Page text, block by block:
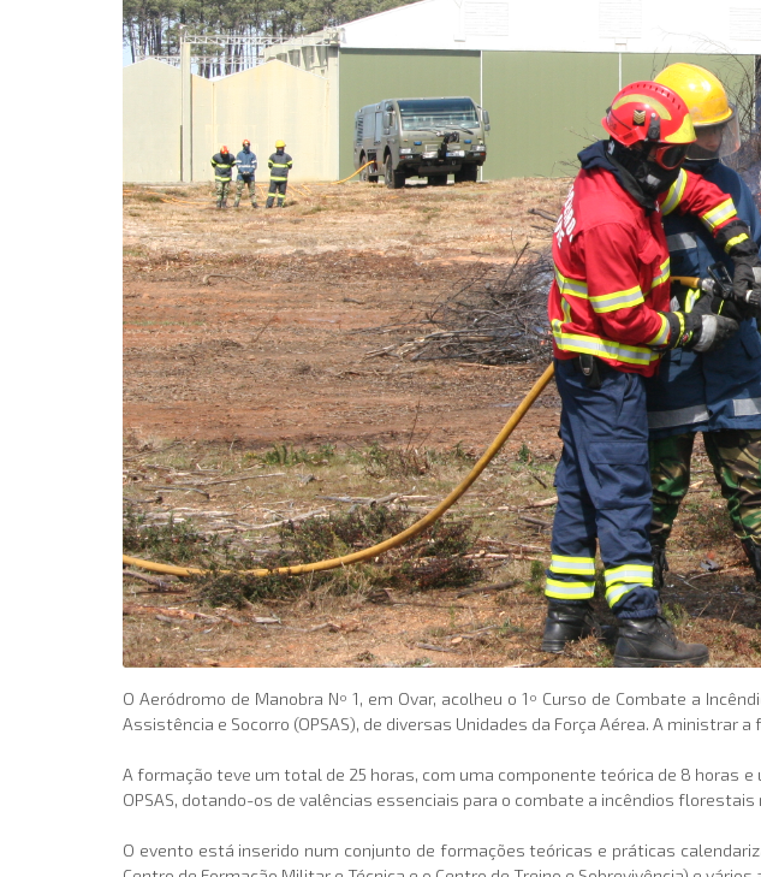
O Aeródromo de Manobra Nº 1, em Ovar, acolheu o 1º Curso de Combate a
Assistência e Socorro (OPSAS), de diversas Unidades da Força Aérea. A
A formação teve um total de 25 horas, com uma componente teórica de 8 horas
OPSAS, dotando-os de valências essenciais para o combate a incêndios
O evento está inserido num conjunto de formações teóricas e práticas